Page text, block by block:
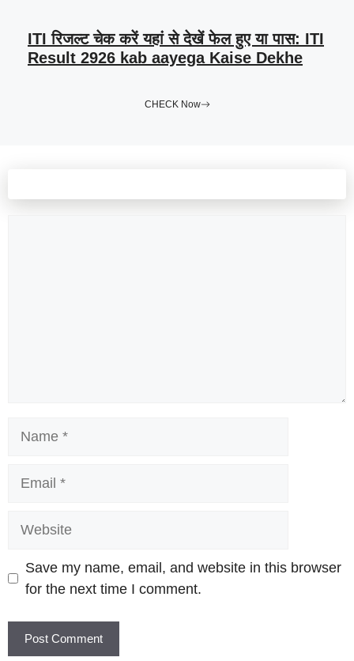
ITI रिजल्ट चेक करें यहां से देखें फेल हुए या पास: ITI
Result 2926 kab aayega Kaise Dekhe
CHECK Now
Save my name, email, and website in this browser
for the next time I comment.